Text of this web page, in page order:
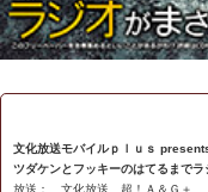
文化放送モバイルｐｌｕｓ
ツダケンとフッキーのはてるまで
放送： 文化放送 超！Ａ＆Ｇ＋